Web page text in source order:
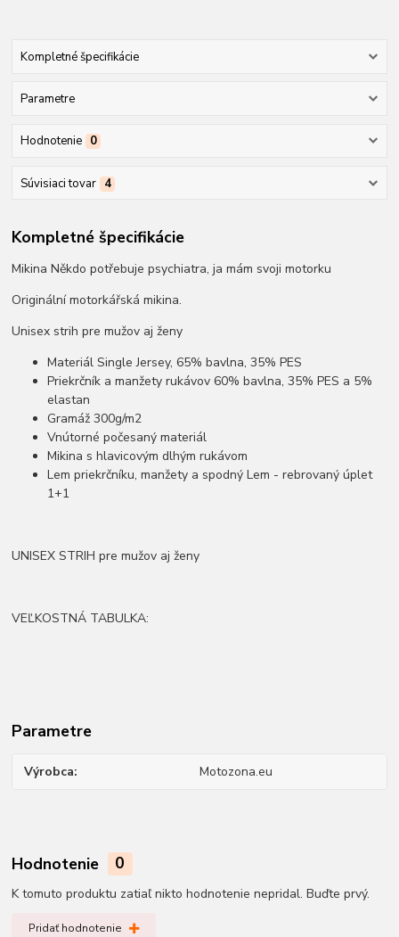
Kompletné špecifikácie
Parametre
Hodnotenie 0
Súvisiaci tovar 4
Kompletné špecifikácie
Mikina Někdo potřebuje psychiatra, ja mám svoji motorku
Originální motorkářská mikina.
Unisex strih pre mužov aj ženy
Materiál Single Jersey, 65% bavlna, 35% PES
Priekrčník a manžety rukávov 60% bavlna, 35% PES a 5%
elastan
Gramáž 300g/m2
Vnútorné počesaný materiál
Mikina s hlavicovým dlhým rukávom
Lem priekrčníku, manžety a spodný Lem - rebrovaný úplet
1+1
UNISEX STRIH pre mužov aj ženy
VEĽKOSTNÁ TABULKA:
Parametre
Výrobca Motozona.eu
Hodnotenie 0
K tomuto produktu zatiaľ nikto hodnotenie nepridal. Buďte prvý.
Pridať hodnotenie